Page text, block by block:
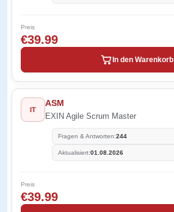
Preis
€39.99
In den Warenkorb
IT
ASM
EXIN Agile Scrum Master
Fragen & Antworten:244
Aktualisiert:01.08.2026
Preis
€39.99